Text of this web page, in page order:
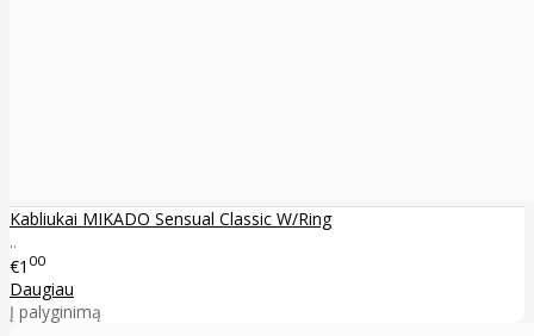
Kabliukai MIKADO Sensual Classic W/Ring
..
€1 00
Daugiau
Į palyginimą